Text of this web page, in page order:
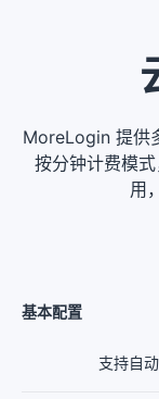
MoreLogin 提供
按分钟计费模
用
基本配置
支持自